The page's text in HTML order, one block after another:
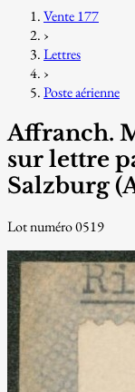
Vente 177
›
Lettres
›
Poste aérienne
Affranch.
sur lettre
Salzburg
Lot numéro 0519